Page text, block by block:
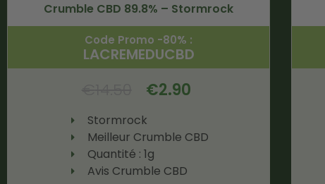
Crumble CBD 89.8% – Stormrock
Code Promo -80% :
LACREMEDUCBD
€2.90
Stormrock
Meilleur Crumble CBD
Quantité : 1g
Avis Crumble CBD